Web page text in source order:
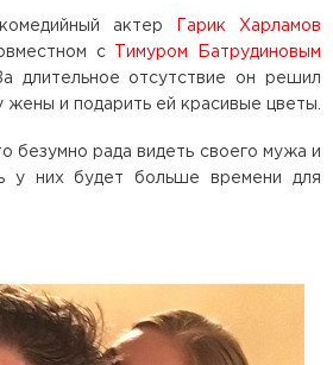
актер
Гарик Харламов
с
Тимуром Батрудиновым
длительное отсутствие он решил
жены и подарить ей красивые цветы.
безумно рада видеть своего мужа и
у них будет больше времени для